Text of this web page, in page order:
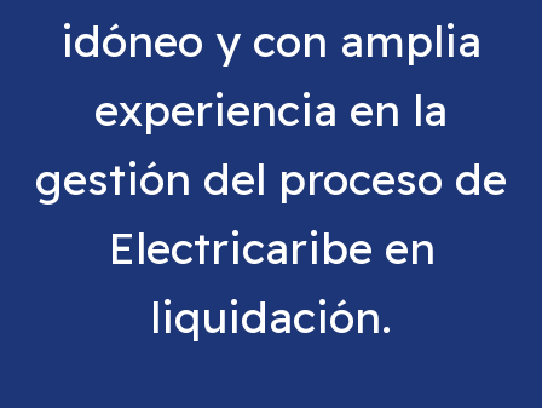
idóneo y con amplia
experiencia en la
gestión del proceso de
Electricaribe en
liquidación.